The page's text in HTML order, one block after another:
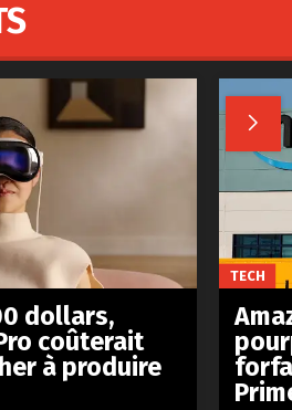

dollars,
coûterait
à produire
TECH